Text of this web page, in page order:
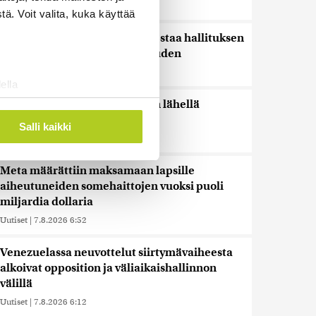
Voit valita, kuka käyttää
. Voit muuttaa
tukemiseen
alan
tietoja muihin tietoihin, joita
siirtää ulkomaille.
Salli kaikki
Uutiset
Keskustan Savola: Sikarutto testaa hallituksen
rajaturvallisuuden uskottavuuden
Thaimaassa kouluampuminen lähellä
Bangkokia
Meta määrättiin maksamaan lapsille
aiheutuneiden somehaittojen vuoksi puoli
miljardia dollaria
Uutiset | 7.8.2026 6:52
Venezuelassa neuvottelut siirtymävaiheesta
alkoivat opposition ja väliaikaishallinnon
välillä
Uutiset | 7.8.2026 6:12